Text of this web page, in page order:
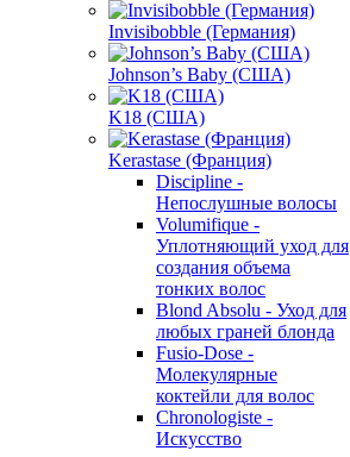
Invisibobble (Германия)
Johnson’s Baby (США)
K18 (США)
Kerastase (Франция)
Discipline -
Непослушные волосы
Volumifique -
Уплотняющий уход для
создания объема
тонких волос
Blond Absolu - Уход для
любых граней блонда
Fusio-Dose -
Молекулярные
коктейли для волос
Chronologiste -
Искусство